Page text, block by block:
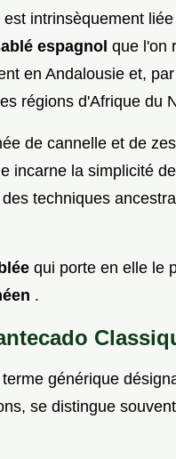
intrinsèquement
espagnol que l'on
en Andalousie et,
régions d'Afrique du
de cannelle et de
incarne la simplicité
techniques
qui porte en elle le
.
générique
se distingue